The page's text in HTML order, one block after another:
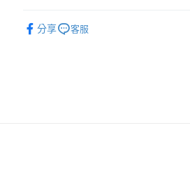
ATM付款
刃
■生活週邊/票券/福袋組合/其他
分享 客服